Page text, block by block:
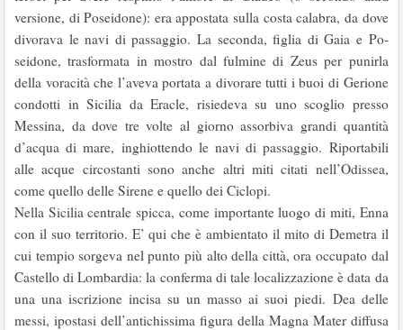
versione, di Poseidone): era appostata sulla costa calabra, da dove
divorava le navi di passaggio. La seconda, figlia di Gaia e Po­
seidone, trasformata in mostro dal fulmine di Zeus per punirla
della voracità che l’aveva portata a divorare tutti i buoi di Gerione
condotti in Sicilia da Eracle, risiedeva su uno scoglio presso
Messina, da dove tre volte al giorno assor­biva grandi quantità
d’acqua di mare, inghiottendo le navi di passaggio. Riportabili
alle acque circostanti sono anche altri miti citati nell’Odissea,
come quello delle Sirene e quello dei Ciclopi.
Nella Sicilia centrale spicca, come importante luogo di miti, Enna
con il suo territorio. E’ qui che è ambientato il mito di Demetra il
cui tempio sorgeva nel punto più alto della città, ora occupato dal
Castello di Lombardia: la con­ferma di tale localizzazione è data da
una una iscrizione incisa su un masso ai suoi piedi. Dea delle
messi, ipostasi dell’antichissima figura della Magna Mater diffusa